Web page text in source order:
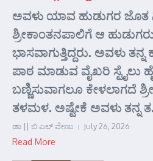
ಅವಳು ಯಾವ ಹುಡುಗರ ಜೊತ
ಶ್ರೀಕಾಂತನಪಾಲಿಗೆ ಆ
ಭಾಸವಾಗುತ್ತಿದ್ದರು. ಅವಳು
ಪಾಠ ಮಾಡುವ ವೈಖರಿ ಸ್ಟೈಲು
ಬಣ್ಣಿಸುವಾಗಲೂ ಕೇಳಲಾಗದೆ
ತಳಮಳ. ಅಷ್ಟೇಕೆ ಅವಳು ತನ್ನ
ಡಾ || ಬಿ ಎಲ್ ವೇಣು July 26, 2026
Read More